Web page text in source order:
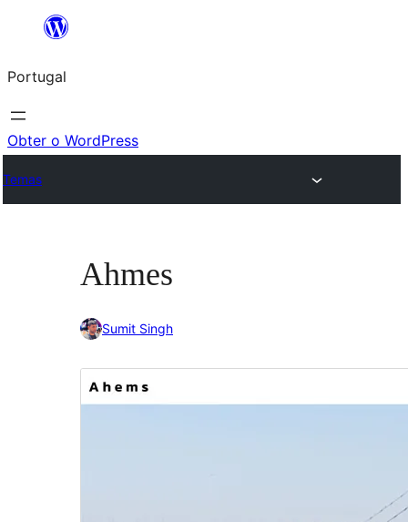
Saltar
o
conteúdo
Portugal
Obter o WordPress
Temas
Ahmes
Sumit Singh